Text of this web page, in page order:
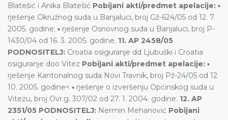
Blatešić i Anika Blatešić Pobijani akti/predmet apelacije: ▪
rješenje Okružnog suda u Banjaluci, broj Gž-624/05 od 12. 7.
2005. godine; ▪ rješenje Osnovnog suda u Banjaluci, broj P-
1430/04 od 16. 3. 2005. godine. 11. AP 2458/05
PODNOSITELJ: Croatia osiguranje dd Ljubuški i Croatia
osiguranje doo Vitez Pobijani akti/predmet apelacije: ▪
rješenje Kantonalnog suda Novi Travnik, broj Pž-24/05 od 12.
10. 2005. godine< ▪ rješenje o izveršenju Općinskog suda u
Vitezu, broj Ovr.g. 307/02 od 27. 1. 2004. godine. 12. AP
2351/05 PODNOSITELJ: Nermin Mehanović Pobijani